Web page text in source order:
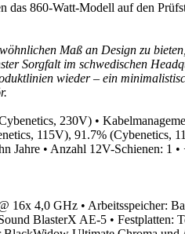
das 860-Watt-Modell auf den
Maß an Design zu
Sorgfalt im schwedischen
wieder – ein
230V) •
115V), 91.7% (Cybenetics,
Jahre • Anzahl 12V-Schienen: 1 •
16x 4,0 GHz • Arbeitsspeicher:
BlasterX AE-5 • Festplatten: